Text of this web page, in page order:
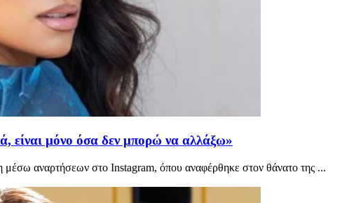
είναι μόνο όσα δεν μπορώ να αλλάξω»
αναρτήσεων στο Instagram, όπου αναφέρθηκε στον θάνατο της ...